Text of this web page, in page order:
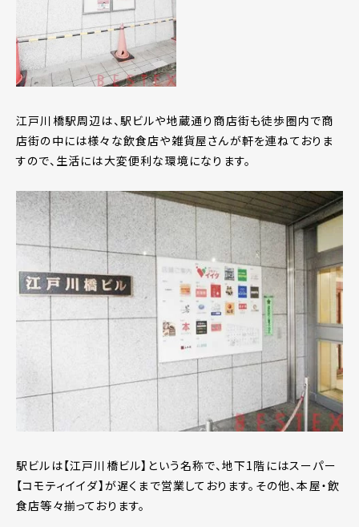
江戸川橋駅周辺は、駅ビルや地蔵通り商店街も徒歩圏内で商
店街の中には様々な飲食店や雑貨屋さんが軒を連ねておりま
すので、生活には大変便利な環境になります。
駅ビルは【江戸川橋ビル】という名称で、地下1階にはスーパー
【コモティイイダ】が遅くまで営業しております。その他、本屋・飲
食店等々揃っております。